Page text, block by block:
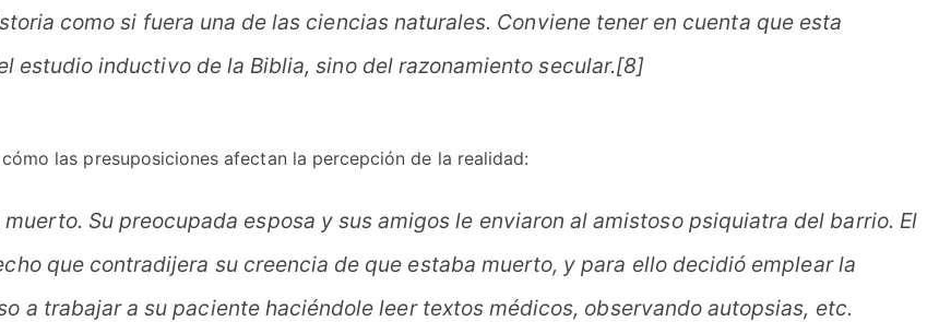
como si fuera una de las ciencias naturales. Conviene tener en cuenta que esta
estudio inductivo de la Biblia, sino del razonamiento secular.[8]
las presuposiciones afectan la percepción de la realidad:
Su preocupada esposa y sus amigos le enviaron al amistoso psiquiatra del barrio. El
que contradijera su creencia de que estaba muerto, y para ello decidió emplear la
a trabajar a su paciente haciéndole leer textos médicos, observando autopsias, etc.